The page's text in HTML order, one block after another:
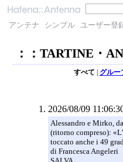
アンテナ シンプル ユーザー登
：：TARTINE・
すべて | グルー
2026/08/09
Alessandro e Mirko,
(ritorno compreso):
toccato anche i 49
di Francesca Angeleri